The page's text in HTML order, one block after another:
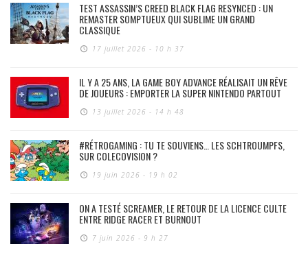
TEST ASSASSIN’S CREED BLACK FLAG RESYNCED : UN
REMASTER SOMPTUEUX QUI SUBLIME UN GRAND
CLASSIQUE
17 juillet 2026 - 10 h 37
IL Y A 25 ANS, LA GAME BOY ADVANCE RÉALISAIT UN RÊVE
DE JOUEURS : EMPORTER LA SUPER NINTENDO PARTOUT
13 juillet 2026 - 14 h 48
#RÉTROGAMING : TU TE SOUVIENS… LES SCHTROUMPFS,
SUR COLECOVISION ?
19 juin 2026 - 19 h 02
ON A TESTÉ SCREAMER, LE RETOUR DE LA LICENCE CULTE
ENTRE RIDGE RACER ET BURNOUT
7 juin 2026 - 9 h 27